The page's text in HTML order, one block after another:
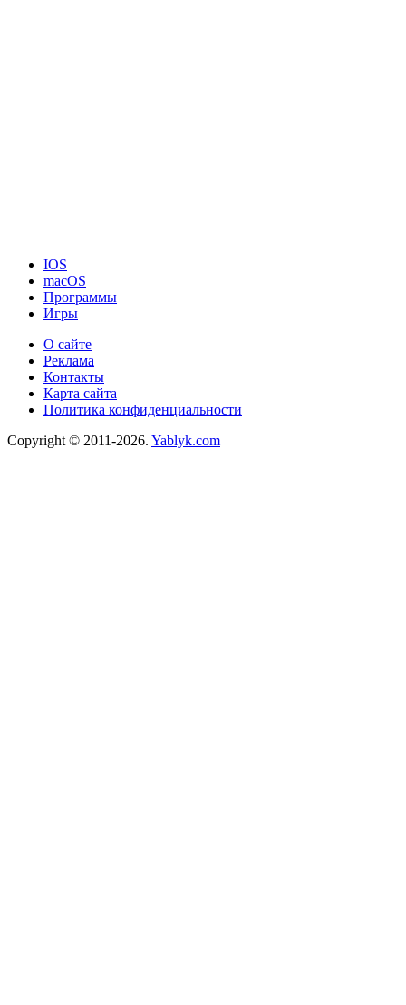
IOS
macOS
Программы
Игры
О сайте
Реклама
Контакты
Карта сайта
Политика конфиденциальности
Copyright © 2011-2026. Yablyk.сom